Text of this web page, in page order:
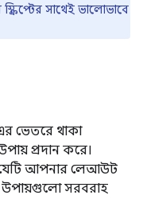
সাথেই ভালোভাবে
এর ভেতরে থাকা
প্রদান করে।
আপনার লেআউট
উপায়গুলো সরবরাহ